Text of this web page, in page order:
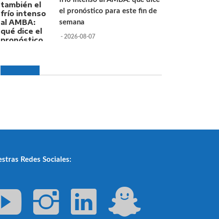
el pronóstico para este fin de
semana
- 2026-08-07
Redes Sociales: